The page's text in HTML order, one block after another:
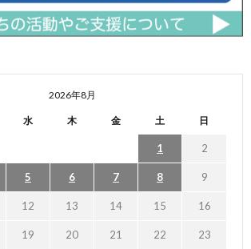
2026年8月
水 木 金 土 日
1 2
5 6 7 8 9
12 13 14 15 16
19 20 21 22 23